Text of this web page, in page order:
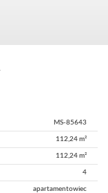
MS-85643
112,24 m²
112,24 m²
4
apartamentowiec